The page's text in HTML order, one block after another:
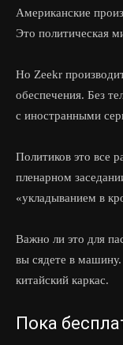
Американские
Это политическая
Но Zeekr
обеспечения. Без
с иностранными
Политиков это все
пленарном
«укладыванием в
Важно ли это для
вы сядете в
китайский каркас.
Пока